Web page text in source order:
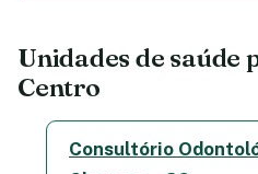
Unidades de saúde
Centro
Consultório